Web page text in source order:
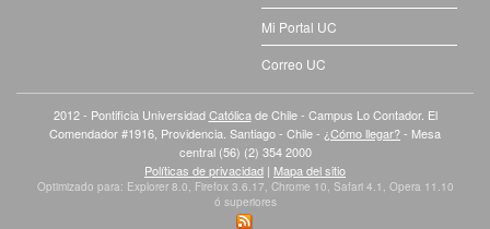
Mi Portal UC
Correo UC
2012 - Pontificia UniversidadCatólica de Chile - Campus Lo Contador. El
Comendador #1916, Providencia. Santiago - Chile - ¿Cómo llegar?- Mesa
central (56) (2) 354 2000
Políticas de privacidad | Mapa del sitio
Optimizado para: Explorer 8.0, Firefox 3.6.17, Chrome 10, Safari 4.1, Opera 11.10
ó superiores